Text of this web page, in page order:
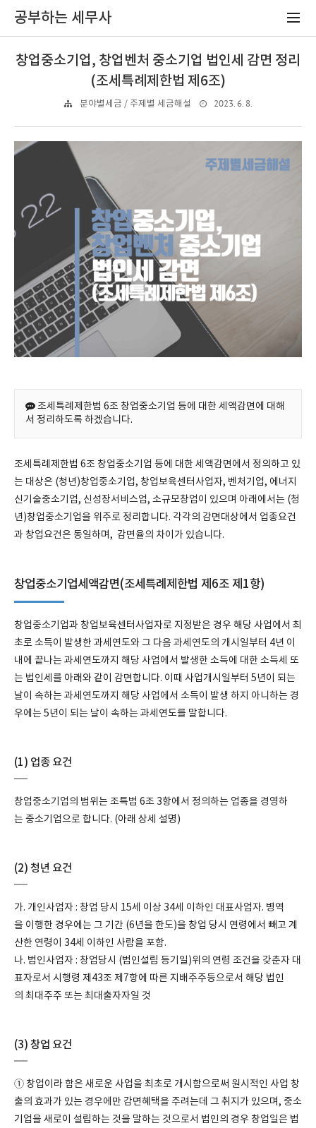
공부하는 세무사
창업중소기업, 창업벤처 중소기업 법인세 감면 정리
(조세특례제한법 제6조)
분야별세금 / 주제별 세금해설 2023. 6. 8.
조세특례제한법 6조 창업중소기업 등에 대한 세액감면에 대해
서 정리하도록 하겠습니다.
조세특례제한법 6조 창업중소기업 등에 대한 세액감면에서 정의하고 있
는 대상은 (청년)창업중소기업, 창업보육센터사업자, 벤처기업, 에너지
신기술중소기업, 신성장서비스업, 소규모창업이 있으며 아래에서는 (청
년)창업중소기업을 위주로 정리합니다. 각각의 감면대상에서 업종요건
과 창업요건은 동일하며, 감면율의 차이가 있습니다.
창업중소기업세액감면(조세특례제한법 제6조 제1항)
창업중소기업과 창업보육센터사업자로 지정받은 경우 해당 사업에서 최
초로 소득이 발생한 과세연도와 그 다음 과세연도의 개시일부터 4년 이
내에 끝나는 과세연도까지 해당 사업에서 발생한 소득에 대한 소득세 또
는 법인세를 아래와 같이 감면합니다. 이때 사업개시일부터 5년이 되는
날이 속하는 과세연도까지 해당 사업에서 소득이 발생 하지 아니하는 경
우에는 5년이 되는 날이 속하는 과세연도를 말합니다.
(1) 업종 요건
창업중소기업의 범위는 조특법 6조 3항에서 정의하는 업종을 경영하
는 중소기업으로 합니다. (아래 상세 설명)
(2) 청년 요건
가. 개인사업자 : 창업 당시 15세 이상 34세 이하인 대표사업자. 병역
을 이행한 경우에는 그 기간 (6년을 한도)을 창업 당시 연령에서 빼고 계
산한 연령이 34세 이하인 사람을 포함.
나. 법인사업자 : 창업당시 (법인설립 등기일)위의 연령 조건을 갖춘자 대
표자로서 시행령 제43조 제7항에 따른 지배주주등으로서 해당 법인
의 최대주주 또는 최대출자자일 것
(3) 창업 요건
① 창업이라 함은 새로운 사업을 최초로 개시함으로써 원시적인 사업 창
출의 효과가 있는 경우에만 감면혜택을 주려는데 그 취지가 있으며, 중소
기업을 새로이 설립하는 것을 말하는 것으로서 법인의 경우 창업일은 법